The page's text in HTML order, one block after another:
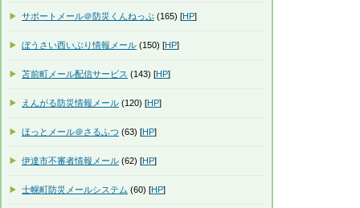
サポートメール＠防災くんねっぷ (165) [HP]
ぼうさい西いぶり情報メール (150) [HP]
苫前町メール配信サービス (143) [HP]
えんがる防災情報メール (120) [HP]
ほっとメール＠さるふつ (63) [HP]
伊達市不審者情報メール (62) [HP]
士幌町防災メールシステム (60) [HP]